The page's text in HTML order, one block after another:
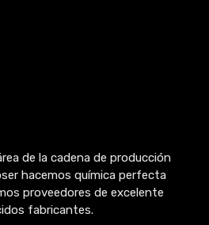
de la cadena de producción
hacemos química perfecta
proveedores de excelente
fabricantes.